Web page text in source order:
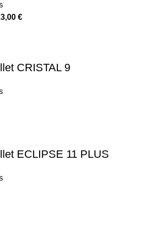
€
CRISTAL 9
ECLIPSE 11 PLUS